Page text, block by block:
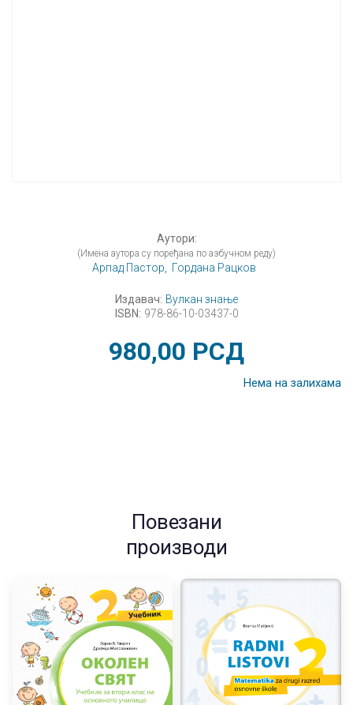
Аутори:
(Имена аутора су поређана по азбучном реду)
Арпад Пастор, Гордана Рацков
Издавач: Вулкан знање
ISBN: 978-86-10-03437-0
980,00 РСД
Нема на залихама
Повезани
производи